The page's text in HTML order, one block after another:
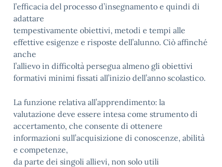
l’efficacia del processo d’insegnamento e quindi di
adattare
tempestivamente obiettivi, metodi e tempi alle
effettive esigenze e risposte dell’alunno. Ciò affinché
anche
l’allievo in difficoltà persegua almeno gli obiettivi
formativi minimi fissati all’inizio dell’anno scolastico.
La funzione relativa all’apprendimento: la
valutazione deve essere intesa come strumento di
accertamento, che consente di ottenere
informazioni sull’acquisizione di conoscenze, abilità
e competenze,
da parte dei singoli allievi, non solo utili